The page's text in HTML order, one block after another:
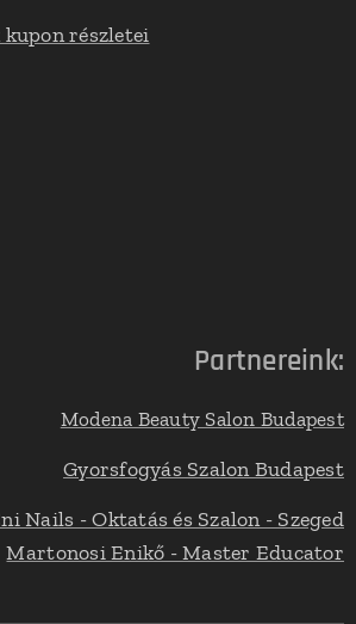
kupon részletei
Partnereink:
Modena Beauty Salon Budapest
Gyorsfogyás Szalon Budapest
Nails - Oktatás és Szalon - Szeged
Martonosi Enikő - Master Educator